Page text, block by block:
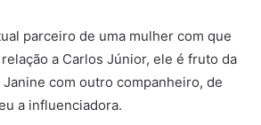
parceiro de uma mulher com que
a Carlos Júnior, ele é fruto da
com outro companheiro, de
a influenciadora.